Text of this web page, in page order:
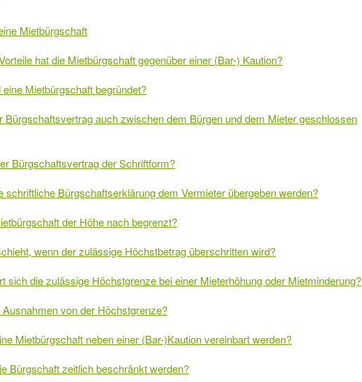
Mietbürgschaft
hat die Mietbürgschaft gegenüber einer (Bar-) Kaution?
Mietbürgschaft begründet?
Bürgschaftsvertrag auch zwischen dem Bürgen und dem Mieter geschlossen
Bürgschaftsvertrag der Schriftform?
schriftliche Bürgschaftserklärung dem Vermieter übergeben werden?
der Höhe nach begrenzt?
wenn der zulässige Höchstbetrag überschritten wird?
sich die zulässige Höchstgrenze bei einer Mieterhöhung oder Mietminderung?
Ausnahmen von der Höchstgrenze?
Mietbürgschaft neben einer (Bar-)Kaution vereinbart werden?
Bürgschaft zeitlich beschränkt werden?